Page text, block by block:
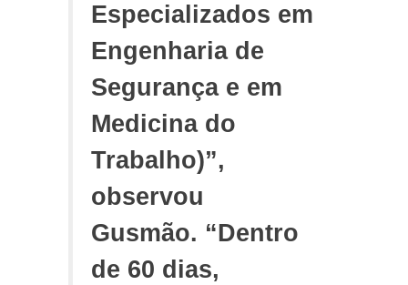
Especializados em
Engenharia de
Segurança e em
Medicina do
Trabalho)”,
observou
Gusmão. “Dentro
de 60 dias,